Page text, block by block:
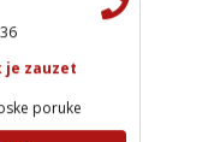
zauzet
poruke